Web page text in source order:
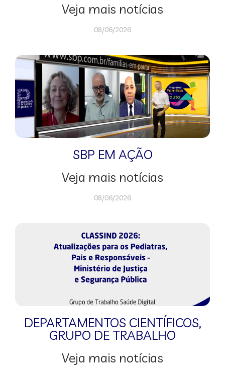
Veja mais notícias
08/06/2026
SBP EM AÇÃO
Veja mais notícias
08/06/2026
DEPARTAMENTOS CIENTÍFICOS,
GRUPO DE TRABALHO
Veja mais notícias